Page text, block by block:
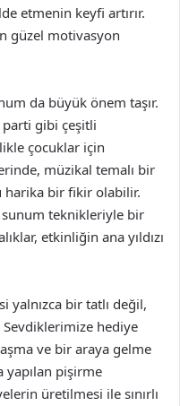
etmenin keyfi artırır.
güzel motivasyon
da büyük önem taşır.
gibi çeşitli
çocuklar için
müzikal temalı bir
bir fikir olabilir.
teknikleriyle bir
etkinliğin ana yıldızı
yalnızca bir tatlı değil,
Sevdiklerimize hediye
ve bir araya gelme
pişirme
üretilmesi ile sınırlı